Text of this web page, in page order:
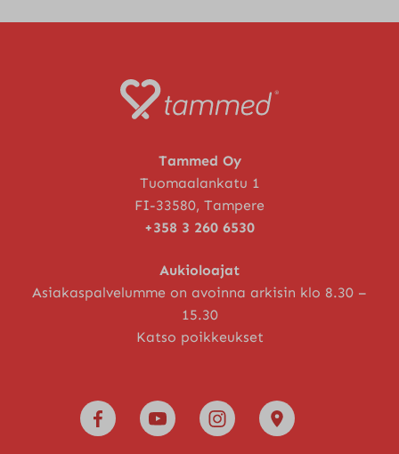
Tammed Oy
Tuomaalankatu 1
FI-33580, Tampere
+358 3 260 6530
Aukioloajat
Asiakaspalvelumme on avoinna arkisin klo 8.30 –
15.30
Katso poikkeukset